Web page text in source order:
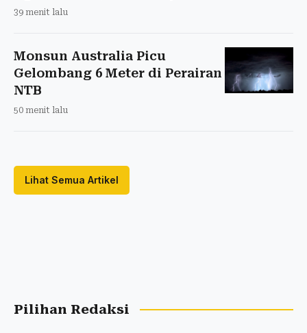
39 menit lalu
Monsun Australia Picu
Gelombang 6 Meter di Perairan
NTB
50 menit lalu
Lihat Semua Artikel
Pilihan Redaksi